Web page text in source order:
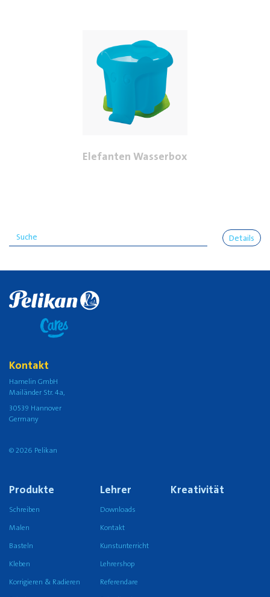
Elefanten Wasserbox
Details
Kontakt
Hamelin GmbH
Mailänder Str. 4a,
30539 Hannover
Germany
© 2026 Pelikan
Produkte
Schreiben
Malen
Basteln
Kleben
Korrigieren & Radieren
Lehrer
Downloads
Kontakt
Kunstunterricht
Lehrershop
Referendare
Kreativität